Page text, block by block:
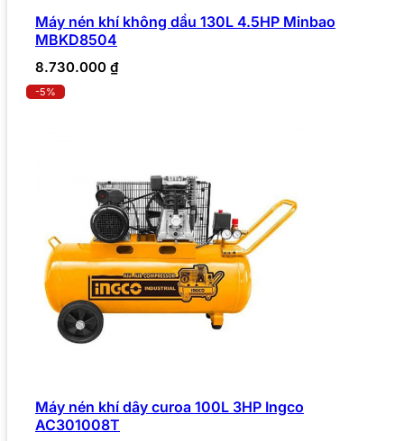
Máy nén khí không dầu 130L 4.5HP Minbao
MBKD8504
8.730.000 ₫
-5%
Máy nén khí dây curoa 100L 3HP Ingco
AC301008T